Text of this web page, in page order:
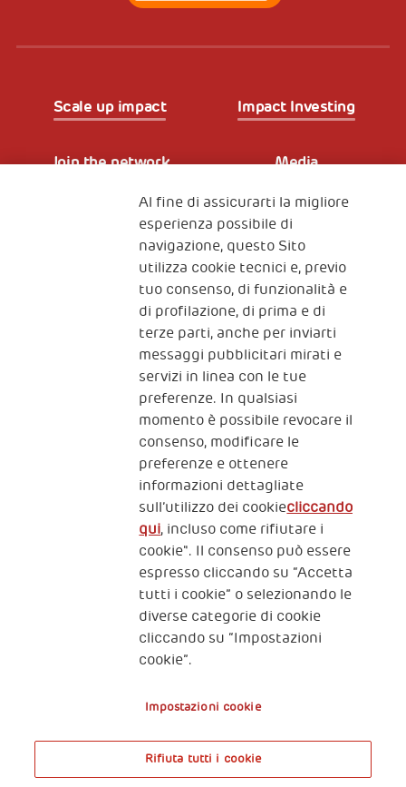
Scale up impact Impact Investing
Join the network Media
Iscriviti alla newsletter
Fondazione
The Human Safety Net
CONTATTACI
2, Piazza Duca degli Abruzzi 34132
Trieste Italy
Fiscal code (Italy) 90017740326
VAT code 01372940328
Privacy & GDPR Policy cookies
Al fine di assicurarti la migliore
esperienza possibile di
navigazione, questo Sito
utilizza cookie tecnici e, previo
tuo consenso, di funzionalità e
di profilazione, di prima e di
terze parti, anche per inviarti
messaggi pubblicitari mirati e
servizi in linea con le tue
preferenze. In qualsiasi
momento è possibile revocare il
consenso, modificare le
preferenze e ottenere
informazioni dettagliate
sull’utilizzo dei cookiecliccando
qui, incluso come rifiutare i
cookie". Il consenso può essere
espresso cliccando su “Accetta
tutti i cookie” o selezionando le
diverse categorie di cookie
cliccando su “Impostazioni
cookie”.
Impostazioni cookie
Rifiuta tutti i cookie